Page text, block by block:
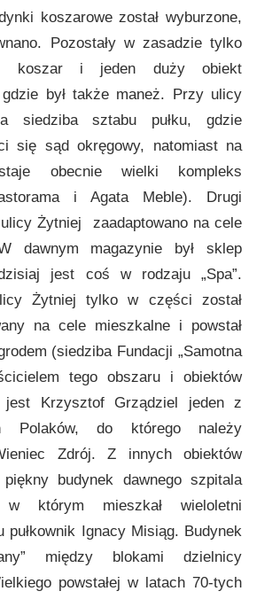
koszarowe został wyburzone,
Pozostały w zasadzie tylko
koszar i jeden duży obiekt
gdzie był także maneż. Przy ulicy
siedziba sztabu pułku, gdzie
się sąd okręgowy, natomiast na
obecnie wielki kompleks
i Agata Meble). Drugi
Żytniej zaadaptowano na cele
dawnym magazynie był sklep
dzisiaj jest coś w rodzaju „Spa”.
Żytniej tylko w części został
na cele mieszkalne i powstał
(siedziba Fundacji „Samotna
tego obszaru i obiektów
jest Krzysztof Grządziel jeden z
Polaków, do którego należy
Zdrój. Z innych obiektów
piękny budynek dawnego szpitala
w którym mieszkał wieloletni
pułkownik Ignacy Misiąg. Budynek
między blokami dzielnicy
powstałej w latach 70-tych